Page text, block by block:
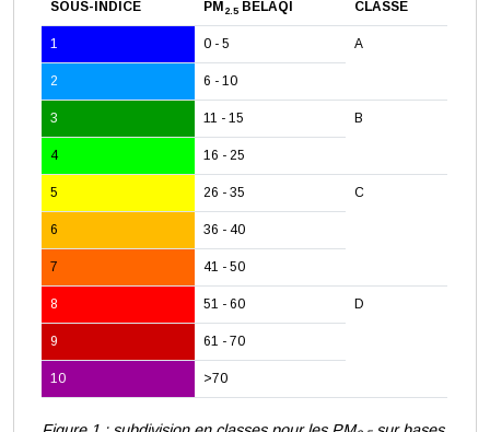
SOUS-INDICE PM 2.5 BELAQI CLASSE
1 0 - 5 A
2 6 - 10
3 11 - 15 B
4 16 - 25
5 26 - 35 C
6 36 - 40
7 41 - 50
8 51 - 60 D
9 61 - 70
10 >70